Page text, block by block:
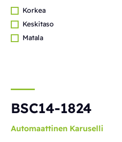
Korkea
Keskitaso
Matala
BSC14-1824
Automaattinen Karuselli